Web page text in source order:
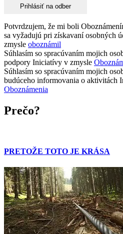
Potvrdzujem, že mi boli
sa vyžadujú pri získavaní osobných
zmysle oboznámil
Súhlasím so spracúvaním mojich
podpory Iniciatívy v zmysle
Súhlasím so spracúvaním mojich
budúceho informovania o aktivitách
Oboznámenia
Prečo?
PRETOŽE TOTO JE KRÁSA